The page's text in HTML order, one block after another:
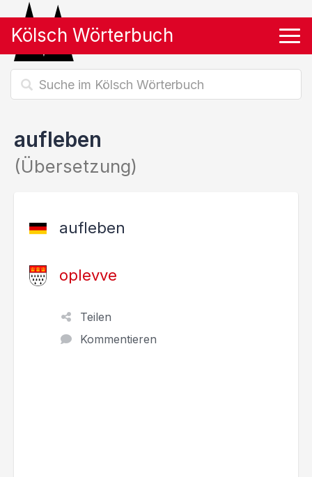
Kölsch Wörterbuch
aufleben
(Übersetzung)
aufleben
oplevve
Teilen
Kommentieren